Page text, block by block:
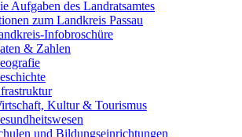
Aufgaben des Landratsamtes
zum Landkreis Passau
Infobroschüre
& Zahlen
Kultur & Tourismus
und Bildungseinrichtungen